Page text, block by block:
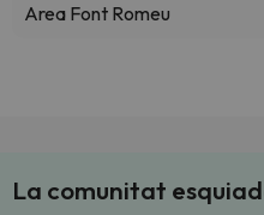
Area Font Romeu
La comunitat